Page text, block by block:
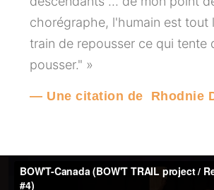
chorégraphe, l'humain est tout
train de repousser ce qui tente
pousser." »
— Une citation de Rhodnie